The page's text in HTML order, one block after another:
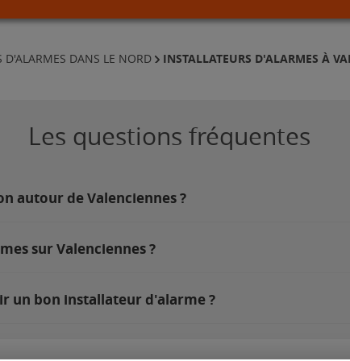
D'ALARMES DANS LE NORD INSTALLATEURS D'ALARMES À
Les questions fréquentes
autour de Valenciennes ?
sur Valenciennes ?
un bon installateur d'alarme ?